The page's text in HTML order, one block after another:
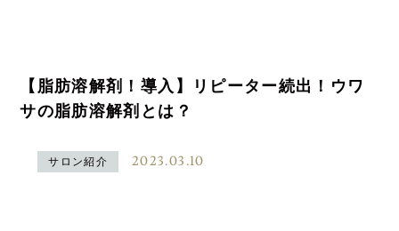
【脂肪溶解剤！導入】リピーター続出！ウワ
サの脂肪溶解剤とは？
サロン紹介 2023.03.10